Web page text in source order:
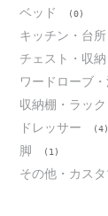
ベッド (0)
キッチン・台
チェスト・収
ワードローブ
収納棚・ラッ
ドレッサー (4)
脚 (1)
その他・カス